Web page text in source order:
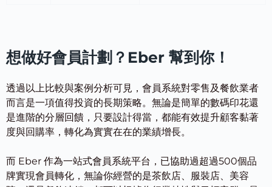
想做好會員計劃？Eber 幫到你！
透過以上比較與案例分析可見，會員系統對零售及餐飲業者
而言是一項值得投資的長期策略。無論是簡單的數碼印花還
是進階的分層回饋，只要設計得當，都能有效提升顧客黏著
度與回購率，轉化為實實在在的業績增長。
而 Eber 作為一站式會員系統平台，已協助過超過500個品
牌實現會員轉化，無論你經營的是茶飲店、服裝店、美容